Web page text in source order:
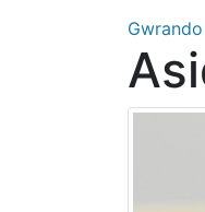
Gwrando